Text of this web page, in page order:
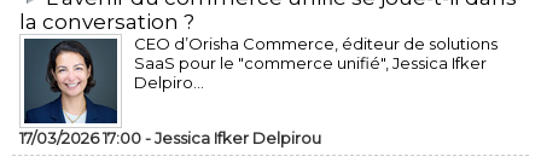
la conversation ?
CEO d’Orisha Commerce, éditeur de solutions
SaaS pour le "commerce unifié", Jessica Ifker
Delpiro...
17/03/2026 17:00 -Jessica Ifker Delpirou